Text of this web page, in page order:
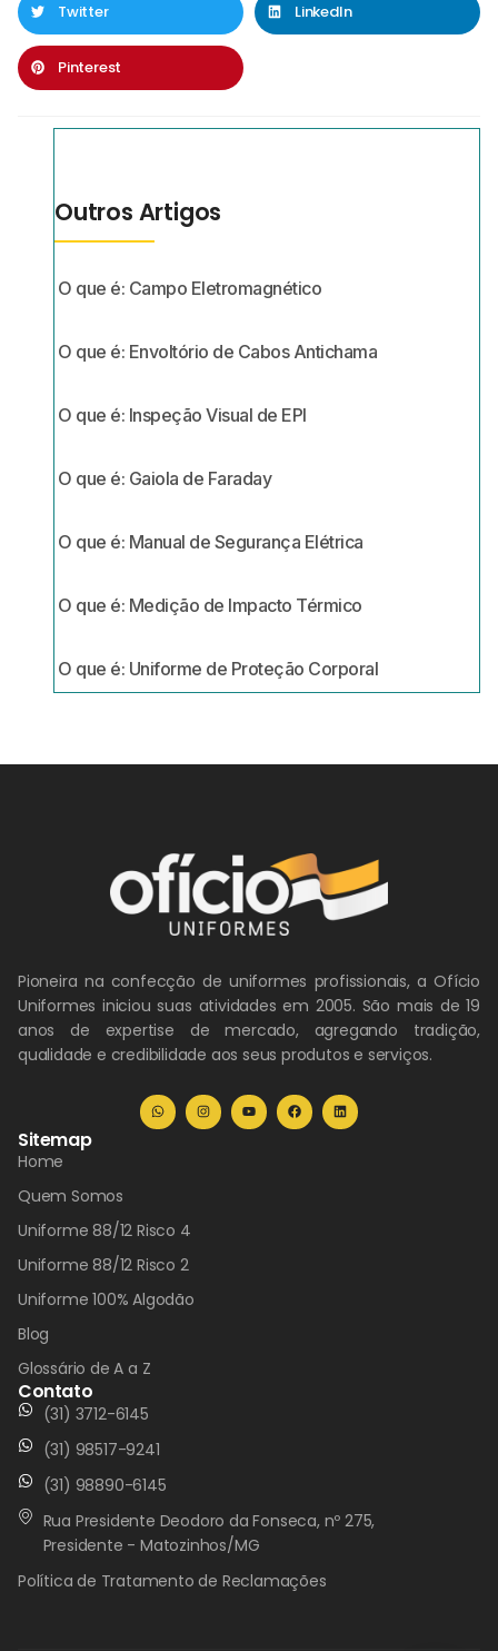
Twitter LinkedIn
Pinterest
Outros Artigos
O que é: Campo Eletromagnético
O que é: Envoltório de Cabos Antichama
O que é: Inspeção Visual de EPI
O que é: Gaiola de Faraday
O que é: Manual de Segurança Elétrica
O que é: Medição de Impacto Térmico
O que é: Uniforme de Proteção Corporal
Pioneira na confecção de uniformes profissionais, a Ofício
Uniformes iniciou suas atividades em 2005. São mais de 19
anos de expertise de mercado, agregando tradição,
qualidade e credibilidade aos seus produtos e serviços.
Sitemap
Home
Quem Somos
Uniforme 88/12 Risco 4
Uniforme 88/12 Risco 2
Uniforme 100% Algodão
Blog
Glossário de A a Z
Contato
(31) 3712-6145
(31) 98517-9241
(31) 98890-6145
Rua Presidente Deodoro da Fonseca, nº 275,
Presidente - Matozinhos/MG
Política de Tratamento de Reclamações